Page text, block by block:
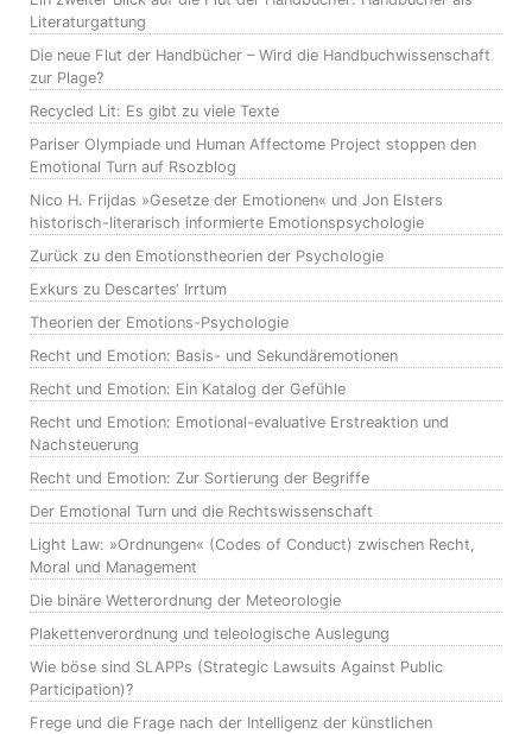
Literaturgattung
Die neue Flut der Handbücher – Wird die Handbuchwissenschaft
zur Plage?
Recycled Lit: Es gibt zu viele Texte
Pariser Olympiade und Human Affectome Project stoppen den
Emotional Turn auf Rsozblog
Nico H. Frijdas »Gesetze der Emotionen« und Jon Elsters
historisch-literarisch informierte Emotionspsychologie
Zurück zu den Emotionstheorien der Psychologie
Exkurs zu Descartes‘ Irrtum
Theorien der Emotions-Psychologie
Recht und Emotion: Basis- und Sekundäremotionen
Recht und Emotion: Ein Katalog der Gefühle
Recht und Emotion: Emotional-evaluative Erstreaktion und
Nachsteuerung
Recht und Emotion: Zur Sortierung der Begriffe
Der Emotional Turn und die Rechtswissenschaft
Light Law: »Ordnungen« (Codes of Conduct) zwischen Recht,
Moral und Management
Die binäre Wetterordnung der Meteorologie
Plakettenverordnung und teleologische Auslegung
Wie böse sind SLAPPs (Strategic Lawsuits Against Public
Participation)?
Frege und die Frage nach der Intelligenz der künstlichen